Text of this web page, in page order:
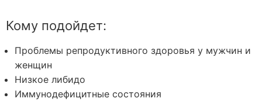
Кому подойдет:
Проблемы репродуктивного здоровья у мужчин и
женщин
Низкое либидо
Иммунодефицитные состояния